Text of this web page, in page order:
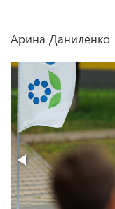
Арина Даниленко